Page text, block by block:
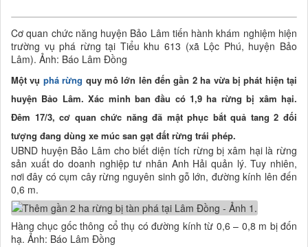
Cơ quan chức năng huyện Bảo Lâm tiến hành khám nghiệm hiện
trường vụ phá rừng tại Tiểu khu 613 (xã Lộc Phú, huyện Bảo
Lâm). Ảnh: Báo Lâm Đồng
Một vụ phá rừng quy mô lớn lên đến gần 2 ha vừa bị phát hiện tại
huyện Bảo Lâm. Xác minh ban đầu có 1,9 ha rừng bị xâm hại.
Đêm 17/3, cơ quan chức năng đã mật phục bắt quả tang 2 đối
tượng đang dùng xe múc san gạt đất rừng trái phép.
UBND huyện Bảo Lâm cho biết diện tích rừng bị xâm hại là rừng
sản xuất do doanh nghiệp tư nhân Anh Hải quản lý. Tuy nhiên,
nơi đây có cụm cây rừng nguyên sinh gỗ lớn, đường kính lên đến
0,6 m.
Hàng chục gốc thông cổ thụ có đường kính từ 0,6 – 0,8 m bị đốn
hạ. Ảnh: Báo Lâm Đồng